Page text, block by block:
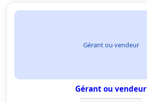
Gérant ou vendeur
Gérant ou vendeur